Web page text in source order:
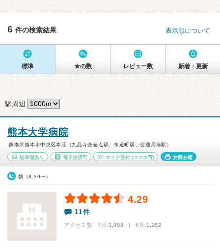
6 件の検索結果 表示順について
標準 ★の数 レビュー数 新着・更新
駅周辺
熊本大学病院
熊本県熊本市中央区本荘（九品寺交差点駅、水道町駅、交通局前駅）
駐車場あり 電子決済可 マイナ受付 (スマホ可) 女医在籍
朝（8:30〜）
4.29
11件
アクセス数 7月:1,098 | 6月:1,252